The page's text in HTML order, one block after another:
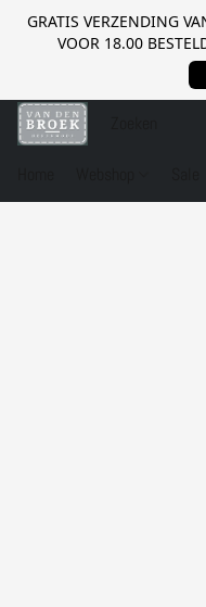
GRATIS VERZENDING
VOOR 18.00